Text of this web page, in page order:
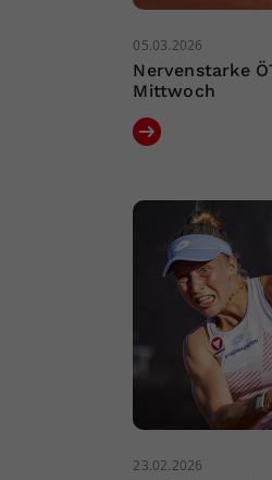
05.03.2026
Nervenstarke
Mittwoch
23.02.2026